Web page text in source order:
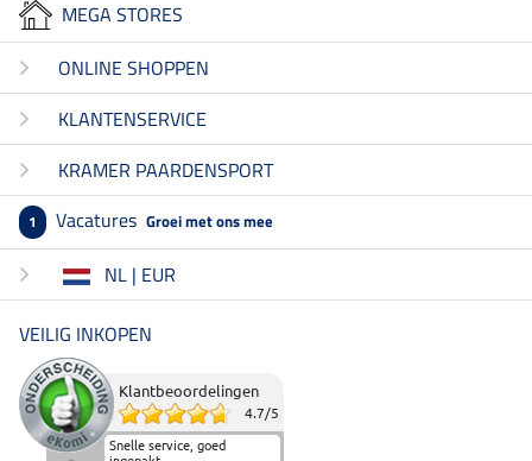
MEGA STORES
ONLINE SHOPPEN
KLANTENSERVICE
KRAMER PAARDENSPORT
1 Vacatures Groei met ons mee
NL | EUR
VEILIG INKOPEN
Klantbeoordelingen
4.7/5
Snelle service, goed